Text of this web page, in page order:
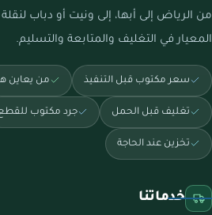
من الرياض إلى أبها، إلى ونيت أو دباب
المعيار في التغليف والمتابعة والتسليم.
سعر مكتوب قبل التنفيذ من يعاين
تغليف قبل الحمل جرد مكتوب
تخزين عند الحاجة
خدماتنا